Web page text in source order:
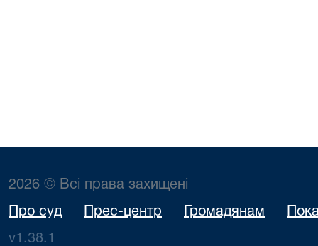
2026 © Всі права захищені
Про суд Прес-центр Громадянам
v1.38.1